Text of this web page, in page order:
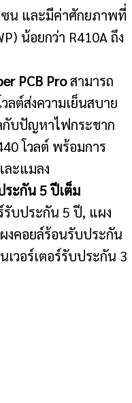
ซน และมีค่าศักยภาพที่
น้อยกว่า R410A ถึง
PCB Proสามารถ
ลต์ส่งความเย็นสบาย
กับปัญหาไฟกระชาก
โวลต์ พร้อมการ
ะแมลง
ะกัน 5 ปีเต็ม
รับประกัน 5 ปี, แผง
งคอยล์ร้อนรับประกัน
เวอร์เตอร์รับประกัน 3